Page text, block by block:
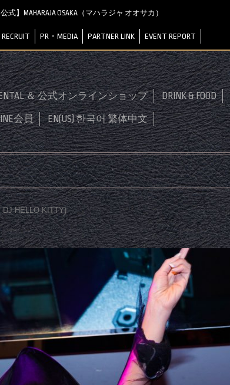
式】MAHARAJA OSAKA（マハラジャ オオサカ）
RECRUIT PR・MEDIA PARTNER LINK EVENT REPORT
＆ 公式オンラインショップ DRINK & FOOD
会員 EN(US) 한국어 繁体中文
HELLO KITTY)